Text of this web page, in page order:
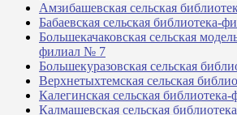
Амзибашевская сельская
Бабаевская сельская библиотека-
Большекачаковская сельская
филиал № 7
Большекуразовская сельская
Верхнетыхтемская сельская
Калегинская сельская
Калмашевская сельская